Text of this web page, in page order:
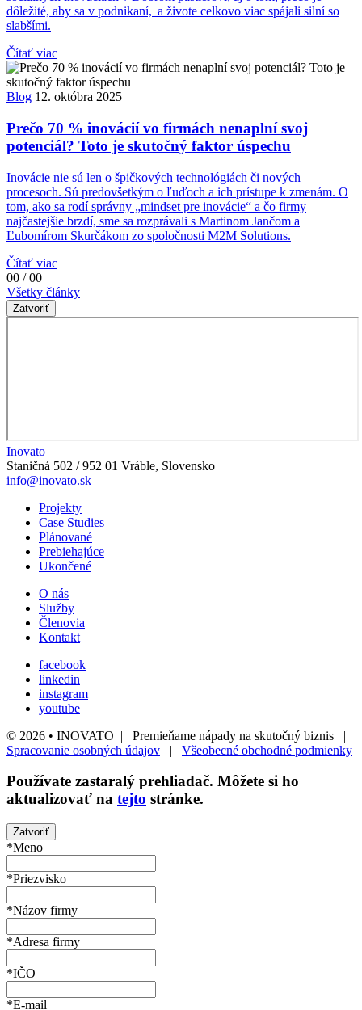
dôležité, aby sa v podnikaní, a živote celkovo viac spájali silní so
slabšími.
Čítať viac
Blog 12. októbra 2025
Prečo 70 % inovácií vo firmách nenaplní svoj
potenciál? Toto je skutočný faktor úspechu
Inovácie nie sú len o špičkových technológiách či nových
procesoch. Sú predovšetkým o ľuďoch a ich prístupe k zmenám. O
tom, ako sa rodí správny „mindset pre inovácie“ a čo firmy
najčastejšie brzdí, sme sa rozprávali s Martinom Jančom a
Ľubomírom Skurčákom zo spoločnosti M2M Solutions.
Čítať viac
00 / 00
Všetky články
Zatvoriť
Inovato
Staničná 502 / 952 01 Vráble, Slovensko
info@inovato.sk
Projekty
Case Studies
Plánované
Prebiehajúce
Ukončené
O nás
Služby
Členovia
Kontakt
facebook
linkedin
instagram
youtube
© 2026 • INOVATO | Premieňame nápady na skutočný biznis |
Spracovanie osobných údajov | Všeobecné obchodné podmienky
Používate zastaralý prehliadač. Môžete si ho
aktualizovať na tejto stránke.
Zatvoriť
*Meno
*Priezvisko
*Názov firmy
*Adresa firmy
*IČO
*E-mail